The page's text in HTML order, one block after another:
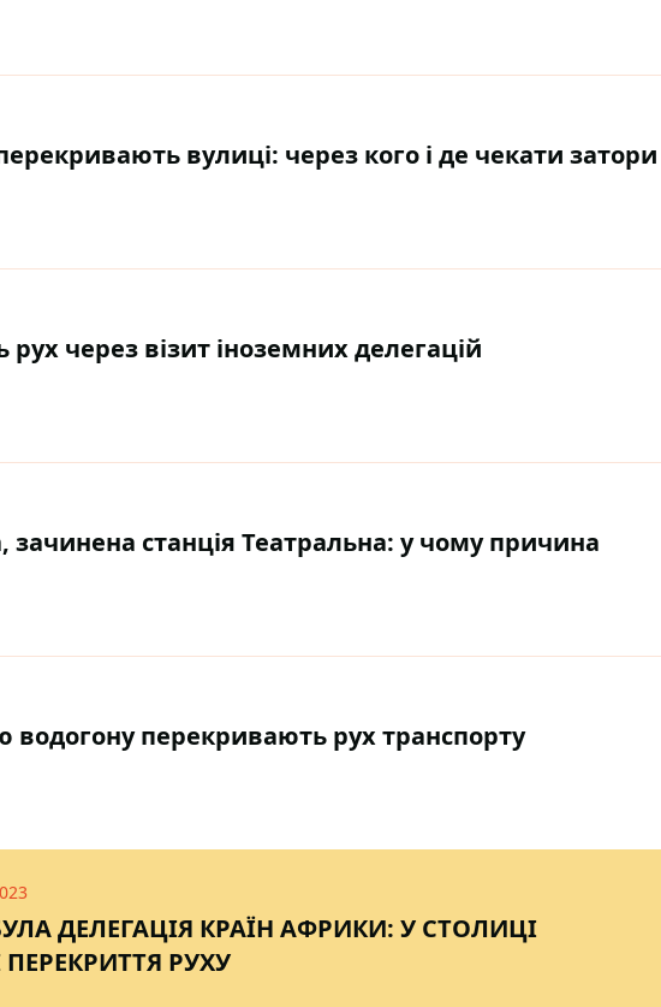
вулиці: через кого і де чекати затори
через візит іноземних делегацій
зачинена станція Театральна: у чому причина
водогону перекривають рух транспорту
ДЕЛЕГАЦІЯ КРАЇН АФРИКИ: У СТОЛИЦІ
РУХУ